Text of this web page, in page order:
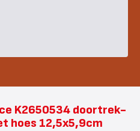
K2650534 doortrek-
hoes 12,5x5,9cm